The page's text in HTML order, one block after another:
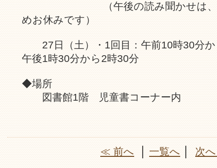
（午後の読み聞かせは、図書
めお休みです）
27日（土）・1回目：午前10時30分か
午後1時30分から2時30分
◆場所
図書館1階 児童書コーナー内
≪ 前へ 一覧へ 次